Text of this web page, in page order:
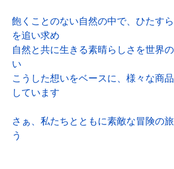
飽くことのない自然の中で、ひたす
を追い求め
自然と共に生きる素晴らしさを世界
い
こうした想いをベースに、様々な商
しています
さぁ、私たちとともに素敵な冒険の
う